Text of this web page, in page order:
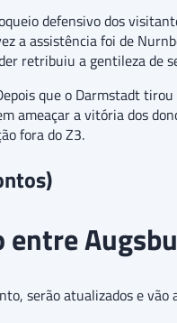
defensivo dos
a assistência foi de
retribuiu a gentileza de
que o Darmstadt
ameaçar a vitória dos
fora do Z3.
entre
serão atualizados e vão